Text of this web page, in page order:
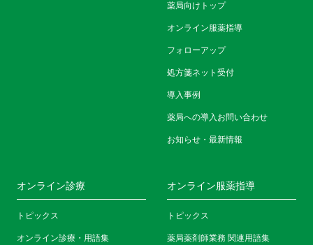
オンライン診療
トピックス
オンライン診療・用語集
薬局向けトップ
オンライン服薬指導
フォローアップ
処方箋ネット受付
導入事例
薬局への導入お問い合わせ
お知らせ・最新情報
オンライン服薬指導
トピックス
薬局薬剤師業務 関連用語集